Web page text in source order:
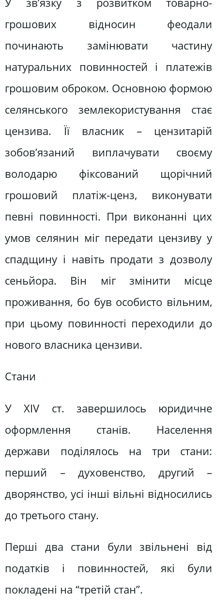
грошових відносин феодали
починають замінювати частину
натуральних повинностей і платежів
грошовим оброком. Основною формою
селянського землекористування стає
цензива. Її власник – цензитарій
зобов’язаний виплачувати своєму
володарю фіксований щорічний
грошовий платіж-ценз, виконувати
певні повинності. При виконанні цих
умов селянин міг передати цензиву у
спадщину і навіть продати з дозволу
сеньйора. Він міг змінити місце
проживання, бо був особисто вільним,
при цьому повинності переходили до
нового власника цензиви.
Стани
У XІV ст. завершилось юридичне
оформлення станів. Населення
держави поділялось на три стани:
перший – духовенство, другий –
дворянство, усі інші вільні відносились
до третього стану.
Перші два стани були звільнені від
податків і повинностей, які були
покладені на “третій стан”.